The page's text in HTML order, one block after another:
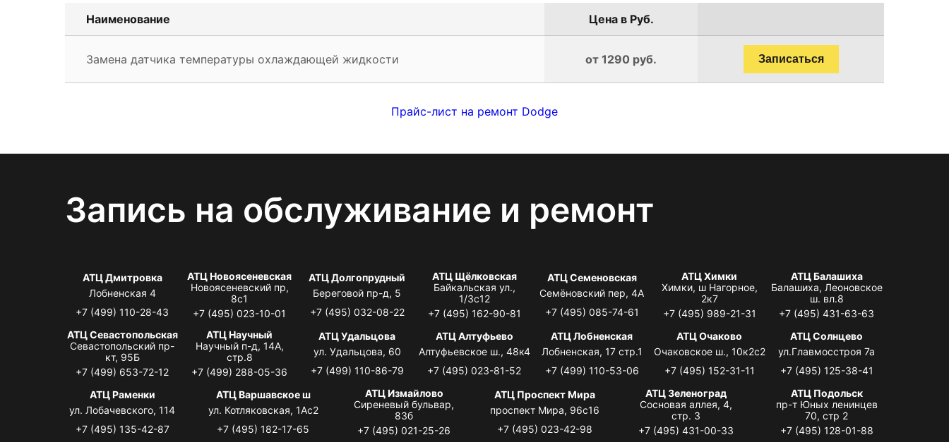
Наименование Цена в Руб.
Замена датчика температуры охлаждающей жидкости от 1290 руб. Записаться
Прайс-лист на ремонт Dodge
Запись на обслуживание и ремонт
АТЦ Дмитровка
Лобненская 4
+7 (499) 110-28-43
АТЦ Новоясеневская
Новоясеневский пр,
8с1
+7 (495) 023-10-01
АТЦ Долгопрудный
Береговой пр-д, 5
+7 (495) 032-08-22
АТЦ Щёлковская
Байкальская ул.,
1/3с12
+7 (495) 162-90-81
АТЦ Семеновская
Семёновский пер, 4А
+7 (495) 085-74-61
АТЦ Химки
Химки, ш Нагорное,
2к7
+7 (495) 989-21-31
АТЦ Балашиха
Балашиха, Леоновское
ш. вл.8
+7 (495) 431-63-63
АТЦ Севастопольская
Севастопольский пр-
кт, 95Б
+7 (499) 653-72-12
АТЦ Научный
Научный п-д, 14А,
стр.8
+7 (499) 288-05-36
АТЦ Удальцова
ул. Удальцова, 60
+7 (499) 110-86-79
АТЦ Алтуфьево
Алтуфьевское ш., 48к4
+7 (495) 023-81-52
АТЦ Лобненская
Лобненская, 17 стр.1
+7 (499) 110-53-06
АТЦ Очаково
Очаковское ш., 10к2с2
+7 (495) 152-31-11
АТЦ Солнцево
ул.Главмосстроя 7а
+7 (495) 125-38-41
АТЦ Раменки
ул. Лобачевского, 114
+7 (495) 135-42-87
АТЦ Варшавское ш
ул. Котляковская, 1Ас2
+7 (495) 182-17-65
АТЦ Измайлово
Сиреневый бульвар,
83б
+7 (495) 021-25-26
АТЦ Проспект Мира
проспект Мира, 96с16
+7 (495) 023-42-98
АТЦ Зеленоград
Сосновая аллея, 4,
стр. 3
+7 (495) 431-00-33
АТЦ Подольск
пр-т Юных ленинцев
70, стр 2
+7 (495) 128-01-88